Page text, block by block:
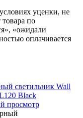
уценки, не
по
«ожидали
оплачивается
светильник Wall
Black
просмотр